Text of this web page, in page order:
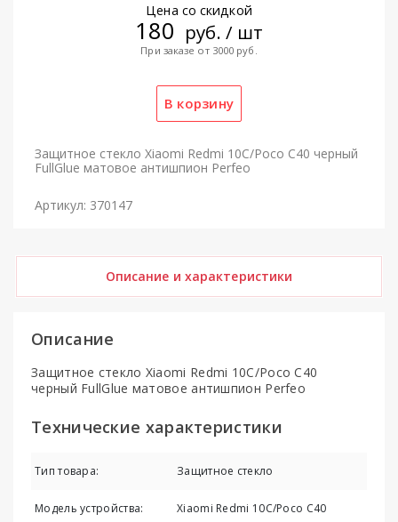
Цена со скидкой
180 руб. / шт
При заказе от 3000 руб.
Защитное стекло Xiaomi Redmi 10C/Poco C40 черный
FullGlue матовое антишпион Perfeo
Артикул: 370147
Описание и характеристики
Описание
Защитное стекло Xiaomi Redmi 10C/Poco C40
черный FullGlue матовое антишпион Perfeo
Технические характеристики
Тип товара: Защитное стекло
Модель устройства: Xiaomi Redmi 10C/Poco C40